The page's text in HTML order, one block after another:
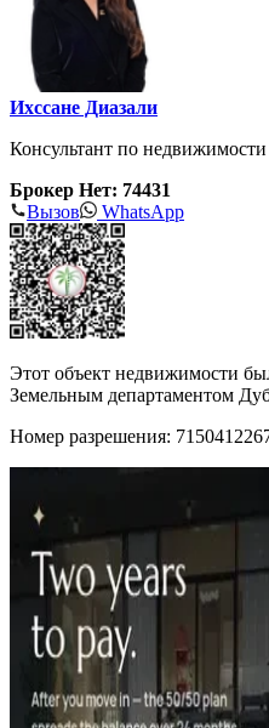
Ихссане Диазали
Консультант по недвижимости
Брокер Нет: 74431
Вызов
WhatsApp
Этот объект недвижимости
Земельным департаментом
Номер разрешения: